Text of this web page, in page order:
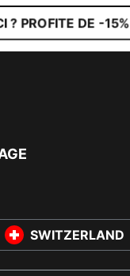
? PROFITE DE -15%
SWITZERLAND